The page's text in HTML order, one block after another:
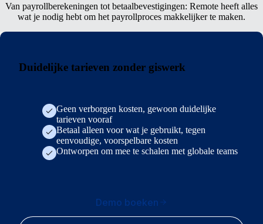
Van payrollberekeningen tot betaalbevestigingen: Remote heeft alles
wat je nodig hebt om het payrollproces makkelijker te maken.
Duidelijke tarieven zonder giswerk
Geen verborgen kosten, gewoon duidelijke
tarieven vooraf
Betaal alleen voor wat je gebruikt, tegen
eenvoudige, voorspelbare kosten
Ontworpen om mee te schalen met globale teams
Demo boeken